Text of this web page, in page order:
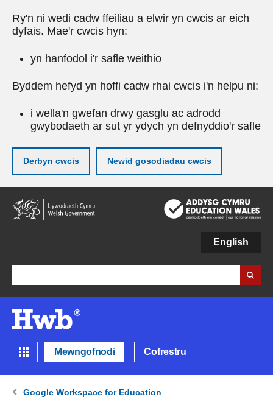
Ry'n ni wedi cadw ffeiliau a elwir yn cwcis ar eich
dyfais. Mae'r cwcis hyn:
yn hanfodol i'r safle weithio
Byddem hefyd yn hoffi cadw rhai cwcis i'n helpu ni:
i wella'n gwefan drwy gasglu ac adrodd
gwybodaeth ar sut yr ydych yn defnyddio'r safle
Derbyn cwcis Newid gosodiadau cwcis
Neidio
i'r
prif
English
Mewngofnodi Cofrestru
Google Workspace for Education